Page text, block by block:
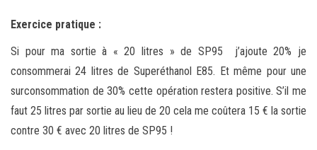
Exercice pratique :
Si pour ma sortie à « 20 litres » de SP95 j’ajoute 20% je
consommerai 24 litres de Superéthanol E85. Et même pour une
surconsommation de 30% cette opération restera positive. S’il me
faut 25 litres par sortie au lieu de 20 cela me coûtera 15 € la sortie
contre 30 € avec 20 litres de SP95 !